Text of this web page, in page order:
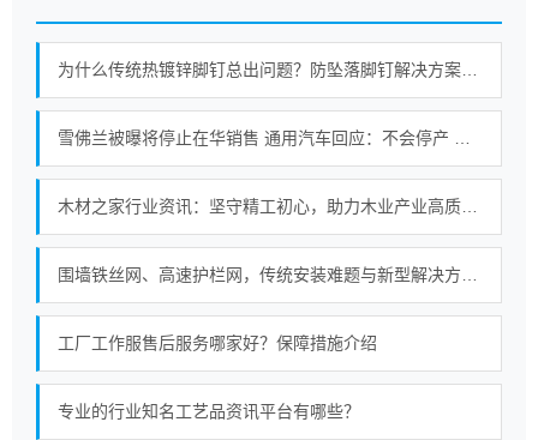
工厂工作服售后服务哪家好？保障措施介绍
专业的行业知名工艺品资讯平台有哪些？